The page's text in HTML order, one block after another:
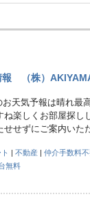
報 （株）
天気予報は晴れ最
ね楽しくお部屋探
せせずにご案内い
|不動産 |仲介手数料
無料